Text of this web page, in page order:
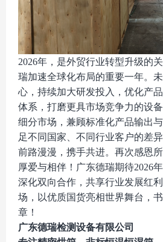
2026年，是外贸行业转型升级的
瑞加速全球化布局的重要一年。
心，持续加大研发投入，优化产
体系，打磨更具市场竞争力的设
细分市场，兼顾标准化产品输出
足不同国家、不同行业客户的差异
前路漫漫，携手共进。再次感恩
厚爱与相伴！广东德瑞期待2026
深化双向合作，共享行业发展红
场，以优质国货亮相世界舞台，
章！
广东德瑞检测设备有限公司